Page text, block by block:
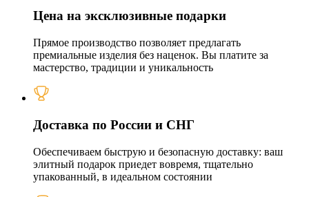
Цена на эксклюзивные подарки
Прямое производство позволяет предлагать
премиальные изделия без наценок. Вы платите за
мастерство, традиции и уникальность
Доставка по России и СНГ
Обеспечиваем быструю и безопасную доставку: ваш
элитный подарок приедет вовремя, тщательно
упакованный, в идеальном состоянии